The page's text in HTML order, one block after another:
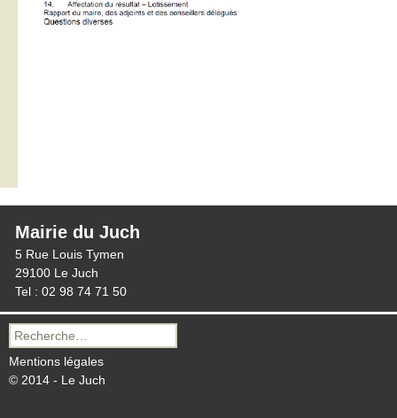
Mairie du Juch
5 Rue Louis Tymen
29100 Le Juch
Tel : 02 98 74 71 50
Recherche
pour :
Mentions légales
© 2014 - Le Juch